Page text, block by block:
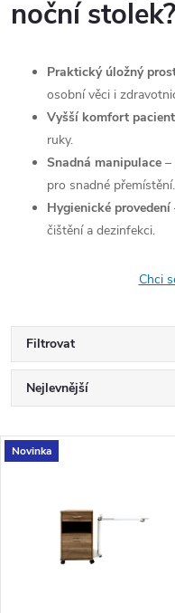
noční stolek?
Praktický úložný
osobní věci i
Vyšší komfort
ruky.
Snadná manipulace –
pro snadné přemístění.
Hygienické provedení
čištění a dezinfekci.
Chci
Filtrovat
Ř
a
Nejlevnější
Nejprodávanější
V
Novinka